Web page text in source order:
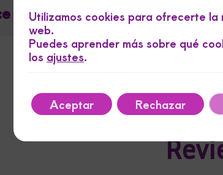
Fisiorunningmoncayo?
Utilizamos cookies para ofrecerte
web.
Puedes aprender más sobre qué
los ajustes.
Aceptar Rechazar